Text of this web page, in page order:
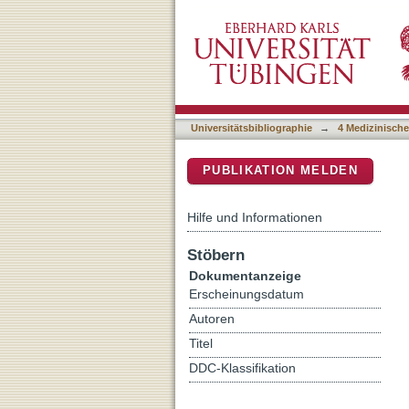
18F-
HPV Specific
Universitätsbibliographie → 4
PUBLIKATION MELDEN
Hilfe und Informationen
Stöbern
Dokumentanzeige
Erscheinungsdatum
Autoren
Titel
DDC-Klassifikation